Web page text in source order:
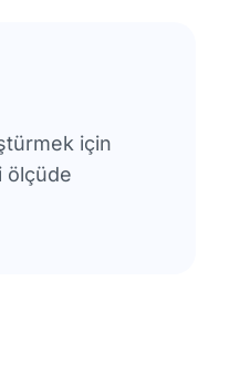
için
ölçüde